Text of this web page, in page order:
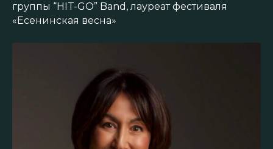
группы “HIT-GO” Band, лауреат фестиваля
«Есенинская весна»